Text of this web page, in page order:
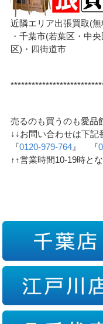
近隣エリア出張買取(
・千葉市(若葉区・中
区)・四街道市
売るのも買うのも愛品
↓↓お問い合わせは下記
『0120-979-764 』 『
↑↑営業時間10-19時と